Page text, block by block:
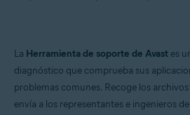
Productos:
Avast One 23.x para Windows
Avast SecureLine VPN 5.x para Windows
Avast Cleanup Premium 23.x para Windows
La Herramienta de soporte de Avast es
diagnóstico que comprueba sus
problemas comunes. Recoge los
envía a los representantes e ingenieros de